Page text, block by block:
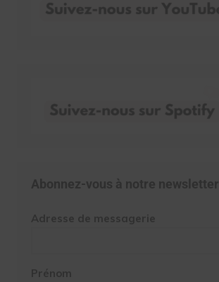
Abonnez-vous à notre newsletter
Adresse de messagerie
Prénom